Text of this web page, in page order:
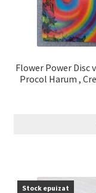
Flower Power Disc vinil compilatie 2LP Jefferson Airplane,
Procol Harum ,
Stock epuizat